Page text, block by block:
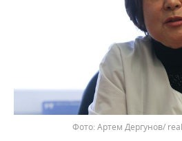
Фото: Артем Дергунов/